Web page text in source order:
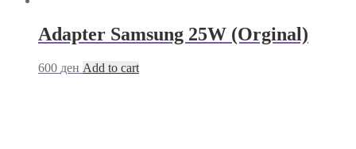
Adapter Samsung 25W (Orginal)
600 ден Add to cart